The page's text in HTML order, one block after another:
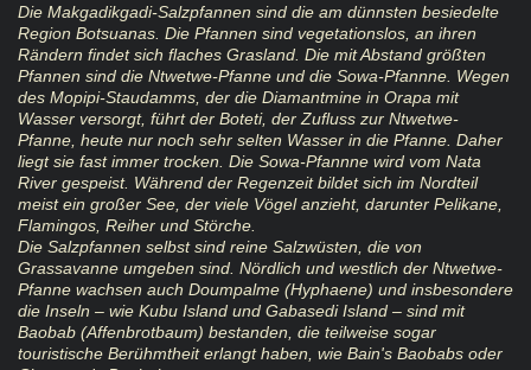
Die Makgadikgadi-Salzpfannen sind die am dünnsten besiedelte
Region Botsuanas. Die Pfannen sind vegetationslos, an ihren
Rändern findet sich flaches Grasland. Die mit Abstand größten
Pfannen sind die Ntwetwe-Pfanne und die Sowa-Pfannne. Wegen
des Mopipi-Staudamms, der die Diamantmine in Orapa mit
Wasser versorgt, führt der Boteti, der Zufluss zur Ntwetwe-
Pfanne, heute nur noch sehr selten Wasser in die Pfanne. Daher
liegt sie fast immer trocken. Die Sowa-Pfannne wird vom Nata
River gespeist. Während der Regenzeit bildet sich im Nordteil
meist ein großer See, der viele Vögel anzieht, darunter Pelikane,
Flamingos, Reiher und Störche.
Die Salzpfannen selbst sind reine Salzwüsten, die von
Grassavanne umgeben sind. Nördlich und westlich der Ntwetwe-
Pfanne wachsen auch Doumpalme (Hyphaene) und insbesondere
die Inseln – wie Kubu Island und Gabasedi Island – sind mit
Baobab (Affenbrotbaum) bestanden, die teilweise sogar
touristische Berühmtheit erlangt haben, wie Bain's Baobabs oder